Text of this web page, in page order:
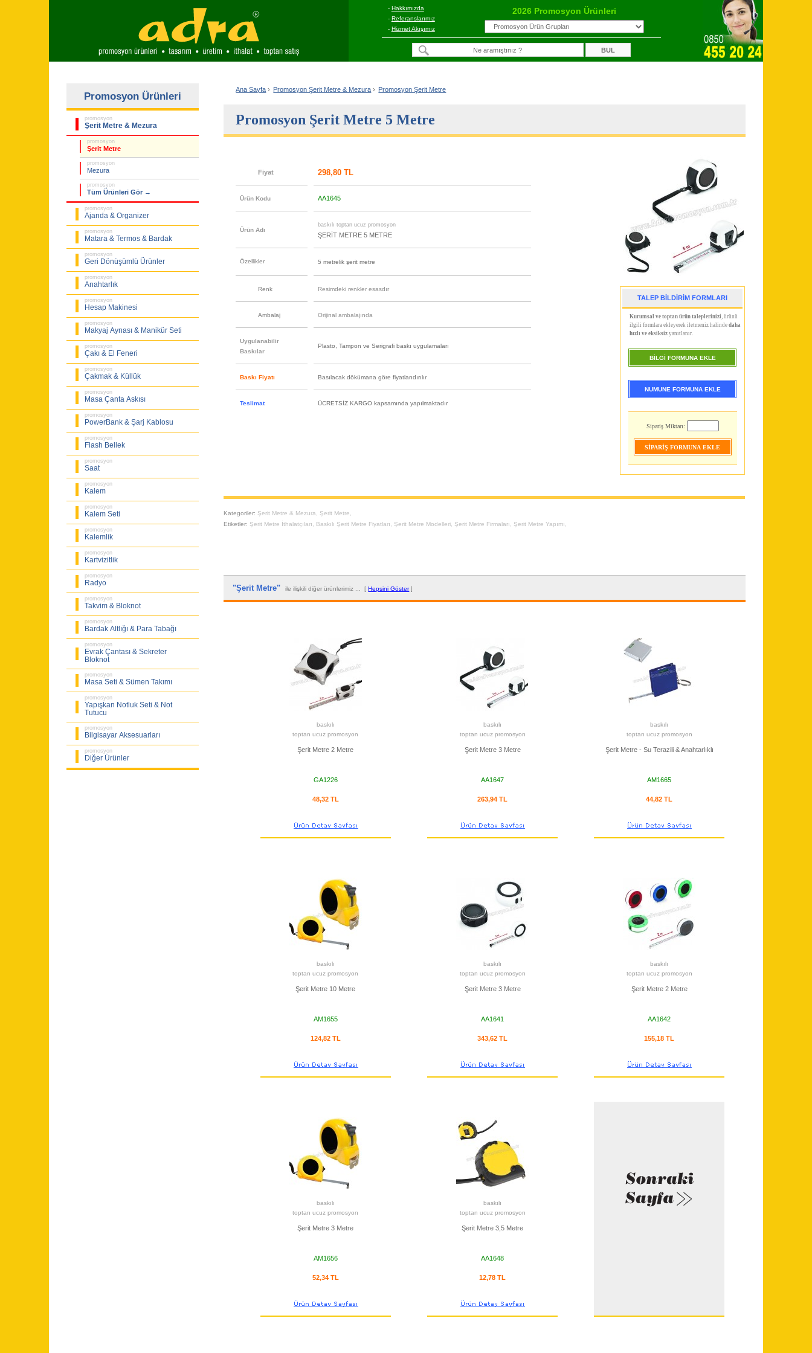
- Hakkımızda
- Referanslarımız
- Hizmet Akışımız
2026 Promosyon Ürünleri
Promosyon Ürünleri
promosyon
Şerit Metre & Mezura
promosyon
Şerit Metre
promosyon
Mezura
promosyon
Tüm Ürünleri Gör →
promosyon
Ajanda & Organizer
promosyon
Matara & Termos & Bardak
promosyon
Geri Dönüşümlü Ürünler
promosyon
Anahtarlık
promosyon
Hesap Makinesi
promosyon
Makyaj Aynası & Manikür Seti
promosyon
Çakı & El Feneri
promosyon
Çakmak & Küllük
promosyon
Masa Çanta Askısı
promosyon
PowerBank & Şarj Kablosu
promosyon
Flash Bellek
promosyon
Saat
promosyon
Kalem
promosyon
Kalem Seti
promosyon
Kalemlik
promosyon
Kartvizitlik
promosyon
Radyo
promosyon
Takvim & Bloknot
promosyon
Bardak Altlığı & Para Tabağı
promosyon
Evrak Çantası & Sekreter
Bloknot
promosyon
Masa Seti & Sümen Takımı
promosyon
Yapışkan Notluk Seti & Not
Tutucu
promosyon
Bilgisayar Aksesuarları
promosyon
Diğer Ürünler
Ana Sayfa › Promosyon Şerit Metre & Mezura › Promosyon Şerit Metre
Promosyon Şerit Metre 5 Metre
Fiyat 298,80 TL
Ürün Kodu AA1645
Ürün Adı
baskılı toptan ucuz promosyon
ŞERİT METRE 5 METRE
Özellikler 5 metrelik şerit metre
Renk Resimdeki renkler esasdır
Ambalaj Orijinal ambalajında
Uygulanabilir
Baskılar
Plasto, Tampon ve Serigrafi baskı uygulamaları
Baskı Fiyatı Basılacak dökümana göre fiyatlandırılır
Teslimat ÜCRETSİZ KARGO kapsamında yapılmaktadır
TALEP BİLDİRİM FORMLARI
Kurumsal ve toptan ürün taleplerinizi , ürünü
ilgili formlara ekleyerek iletmeniz halindedaha
hızlı ve eksiksiz yanıtlanır.
BİLGİ FORMUNA EKLE
NUMUNE FORMUNA EKLE
Sipariş Miktarı:
Kategoriler: Şerit Metre & Mezura Şerit Metre
Etiketler: Şerit Metre İthalatçıları Baskılı Şerit Metre Fiyatları Şerit Metre Modelleri Şerit Metre Firmaları Şerit Metre Yapımı
"Şerit Metre"ile ilişkili diğer ürünlerimiz ... [Hepsini Göster]
baskılı
toptan ucuz promosyon
Şerit Metre 2 Metre
GA1226
48,32 TL
baskılı
toptan ucuz promosyon
Şerit Metre 3 Metre
AA1647
263,94 TL
baskılı
toptan ucuz promosyon
Şerit Metre - Su Terazili & Anahtarlıklı
AM1665
44,82 TL
baskılı
toptan ucuz promosyon
Şerit Metre 10 Metre
AM1655
124,82 TL
baskılı
toptan ucuz promosyon
Şerit Metre 3 Metre
AA1641
343,62 TL
baskılı
toptan ucuz promosyon
Şerit Metre 2 Metre
AA1642
155,18 TL
baskılı
toptan ucuz promosyon
Şerit Metre 3 Metre
AM1656
52,34 TL
baskılı
toptan ucuz promosyon
Şerit Metre 3,5 Metre
AA1648
12,78 TL